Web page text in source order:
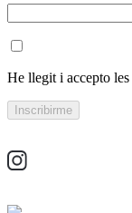
He llegit i accepto les